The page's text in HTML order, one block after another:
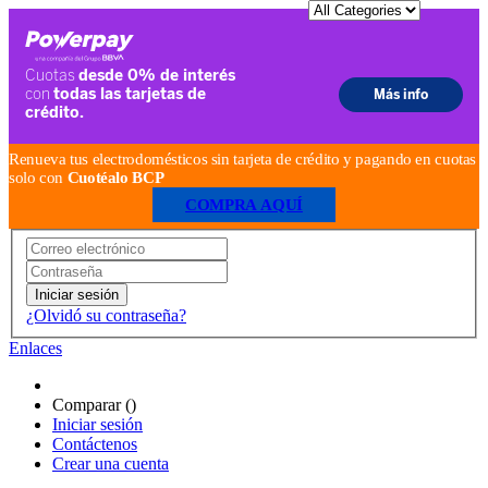
Renueva tus electrodomésticos sin tarjeta de crédito y pagando en cuotas
solo con Cuotéalo BCP
COMPRA AQUÍ
Iniciar sesión
¿Olvidó su contraseña?
Enlaces
Comparar ()
Iniciar sesión
Contáctenos
Crear una cuenta